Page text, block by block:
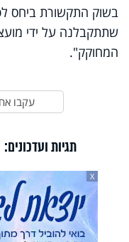
בשוק התקשורת ביחס
שתתקבלנה על ידי
המחוקק".
עקבו
תגיות ועדכונים:
X